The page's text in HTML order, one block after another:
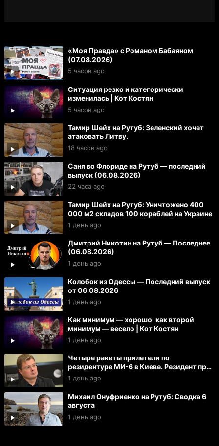
«Моя Правда» с Романом Бабаяном
(07.08.2026)
5 часов ago
Ситуация резко и категорически
изменилась | Кот Костян
5 часов ago
Тамир Шейх на Рутуб: Зеленский хочет
атаковать Литву.
18 часов ago
Саня во Флориде на Рутуб — последний
выпуск (06.08.2026)
22 часа ago
Тамир Шейх на Рутуб: Уничтожено 400
000 м2 складов 100 кораблей на Украине
1 день ago
Дмитрий Никотин на Рутуб — Последнее
(06.08.2026)
1 день ago
Колобок из Одессы — Последний выпуск
от 06.08.2026
1 день ago
Как минимум — хорошо, как второй
минимум — весело | Кот Костян
1 день ago
Четыре ракеты прилетели по
резидентуре МИ-6 в Киеве. Резидент при
смерти. Тяжело ранены 27 офицеров
1 день ago
Михаил Онуфриенко на Рутуб: Сводка 6
августа
1 день ago